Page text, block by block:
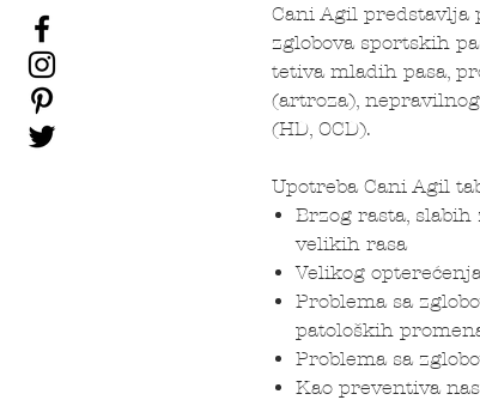
Cani Agil predstavlja
zglobova sportskih
tetiva mladih pasa,
(artroza),
(HD, OCD).
Upotreba Cani Agil
Brzog rasta,
velikih rasa
Velikog
Problema sa
patoloških
Problema sa
Kao preventiva